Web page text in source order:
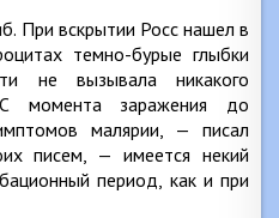
При вскрытии Росс нашел в
темно-бурые глыбки
не вызывала никакого
момента заражения до
малярии, — писал
писем, — имеется некий
период, как и при